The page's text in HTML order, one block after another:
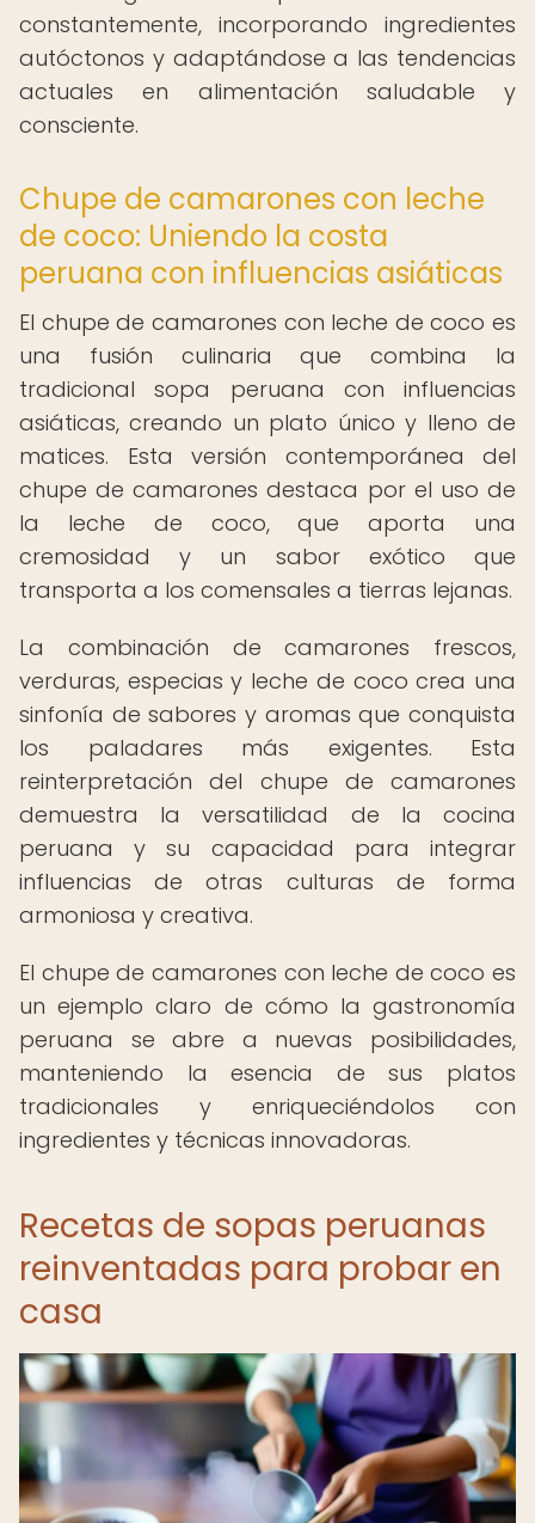
constantemente, incorporando ingredientes
autóctonos y adaptándose a las tendencias
actuales en alimentación saludable y
consciente.
Chupe de camarones con leche
de coco: Uniendo la costa
peruana con influencias asiáticas
El chupe de camarones con leche de coco es
una fusión culinaria que combina la
tradicional sopa peruana con influencias
asiáticas, creando un plato único y lleno de
matices. Esta versión contemporánea del
chupe de camarones destaca por el uso de
la leche de coco, que aporta una
cremosidad y un sabor exótico que
transporta a los comensales a tierras lejanas.
La combinación de camarones frescos,
verduras, especias y leche de coco crea una
sinfonía de sabores y aromas que conquista
los paladares más exigentes. Esta
reinterpretación del chupe de camarones
demuestra la versatilidad de la cocina
peruana y su capacidad para integrar
influencias de otras culturas de forma
armoniosa y creativa.
El chupe de camarones con leche de coco es
un ejemplo claro de cómo la gastronomía
peruana se abre a nuevas posibilidades,
manteniendo la esencia de sus platos
tradicionales y enriqueciéndolos con
ingredientes y técnicas innovadoras.
Recetas de sopas peruanas
reinventadas para probar en
casa